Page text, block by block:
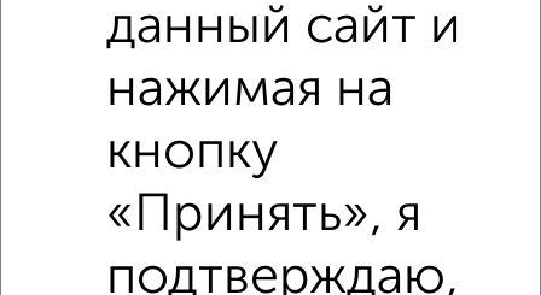
Сравнение средних цен
2‑комнатные квартиры с похожей площадью ±10%
3 930 000 ₽
данный сайт и
нажимая на
кнопку
«Принять», я
подтверждаю,